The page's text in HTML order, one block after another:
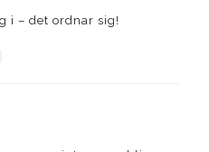
i – det ordnar sig!